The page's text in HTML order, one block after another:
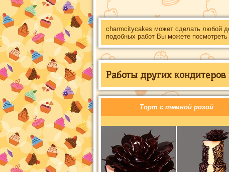
charmcitycakes может сделать любой
подобных работ Вы можете
Работы других кондитеров
Торт с темной розой